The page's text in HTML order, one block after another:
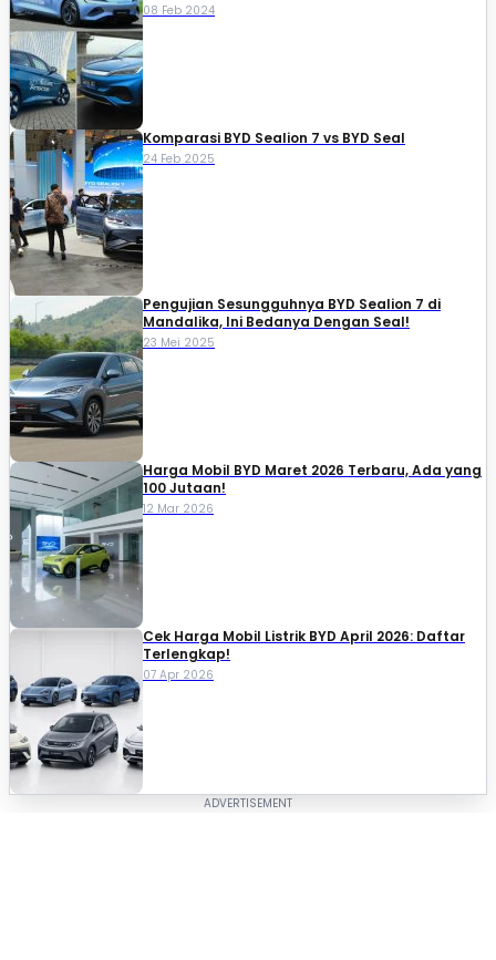
08 Feb 2024
Komparasi BYD Sealion 7 vs BYD Seal
24 Feb 2025
Pengujian Sesungguhnya BYD Sealion 7 di
Mandalika, Ini Bedanya Dengan Seal!
23 Mei 2025
Harga Mobil BYD Maret 2026 Terbaru, Ada yang
100 Jutaan!
12 Mar 2026
Cek Harga Mobil Listrik BYD April 2026: Daftar
Terlengkap!
07 Apr 2026